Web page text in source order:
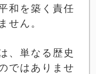
和を築く責任
せん。
、単なる歴史
ではありませ